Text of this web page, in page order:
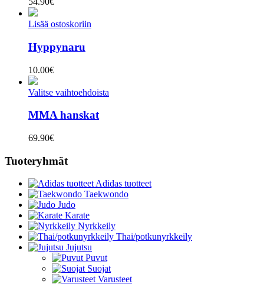
Lisää ostoskoriin
Hyppynaru
10.00€
Valitse vaihtoehdoista
MMA hanskat
69.90€
Tuoteryhmät
Adidas tuotteet
Taekwondo
Judo
Karate
Nyrkkeily
Thai/potkunyrkkeily
Jujutsu
Puvut
Suojat
Varusteet